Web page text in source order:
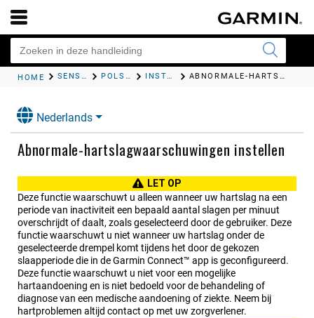
HOME SENSOREN EN ACCESSOIRES POLSHARTSLAG INSTELLINGEN POLSHARTSLAGMETER ABNORMALE-HARTSLAGWAARSCHUWINGEN INSTELLEN
Nederlands
Abnormale-hartslagwaarschuwingen instellen
LET OP
Deze functie waarschuwt u alleen wanneer uw hartslag na een
periode van inactiviteit een bepaald aantal slagen per minuut
overschrijdt of daalt, zoals geselecteerd door de gebruiker. Deze
functie waarschuwt u niet wanneer uw hartslag onder de
geselecteerde drempel komt tijdens het door de gekozen
slaapperiode die in de Garmin Connect™ app is geconfigureerd.
Deze functie waarschuwt u niet voor een mogelijke
hartaandoening en is niet bedoeld voor de behandeling of
diagnose van een medische aandoening of ziekte. Neem bij
hartproblemen altijd contact op met uw zorgverlener.